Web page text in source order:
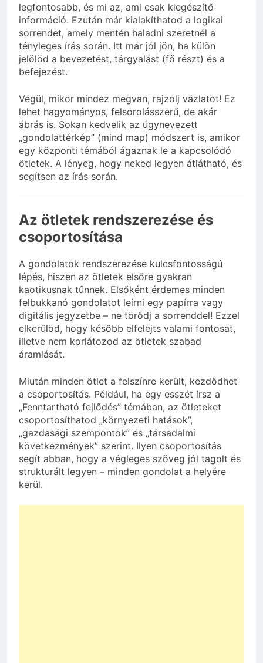
legfontosabb, és mi az, ami csak kiegészítő
információ. Ezután már kialakíthatod a logikai
sorrendet, amely mentén haladni szeretnél a
tényleges írás során. Itt már jól jön, ha külön
jelölöd a bevezetést, tárgyalást (fő részt) és a
befejezést.
Végül, mikor mindez megvan, rajzolj vázlatot! Ez
lehet hagyományos, felsorolásszerű, de akár
ábrás is. Sokan kedvelik az úgynevezett
„gondolattérkép” (mind map) módszert is, amikor
egy központi témából ágaznak le a kapcsolódó
ötletek. A lényeg, hogy neked legyen átlátható, és
segítsen az írás során.
Az ötletek rendszerezése és
csoportosítása
A gondolatok rendszerezése kulcsfontosságú
lépés, hiszen az ötletek elsőre gyakran
kaotikusnak tűnnek. Elsőként érdemes minden
felbukkanó gondolatot leírni egy papírra vagy
digitális jegyzetbe – ne törődj a sorrenddel! Ezzel
elkerülöd, hogy később elfelejts valami fontosat,
illetve nem korlátozod az ötletek szabad
áramlását.
Miután minden ötlet a felszínre került, kezdődhet
a csoportosítás. Például, ha egy esszét írsz a
„Fenntartható fejlődés” témában, az ötleteket
csoportosíthatod „környezeti hatások”,
„gazdasági szempontok” és „társadalmi
következmények” szerint. Ilyen csoportosítás
segít abban, hogy a végleges szöveg jól tagolt és
strukturált legyen – minden gondolat a helyére
kerül.